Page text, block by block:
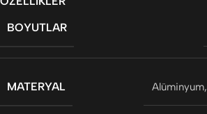
BOYUTLAR
MATERYAL Alüminyum,